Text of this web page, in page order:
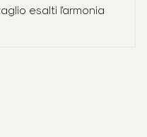
esalti l'armonia